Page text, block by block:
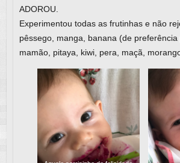
ADOROU.
Experimentou todas as frutinhas e não
pêssego, manga, banana (de preferência
mamão, pitaya, kiwi, pera, maçã,